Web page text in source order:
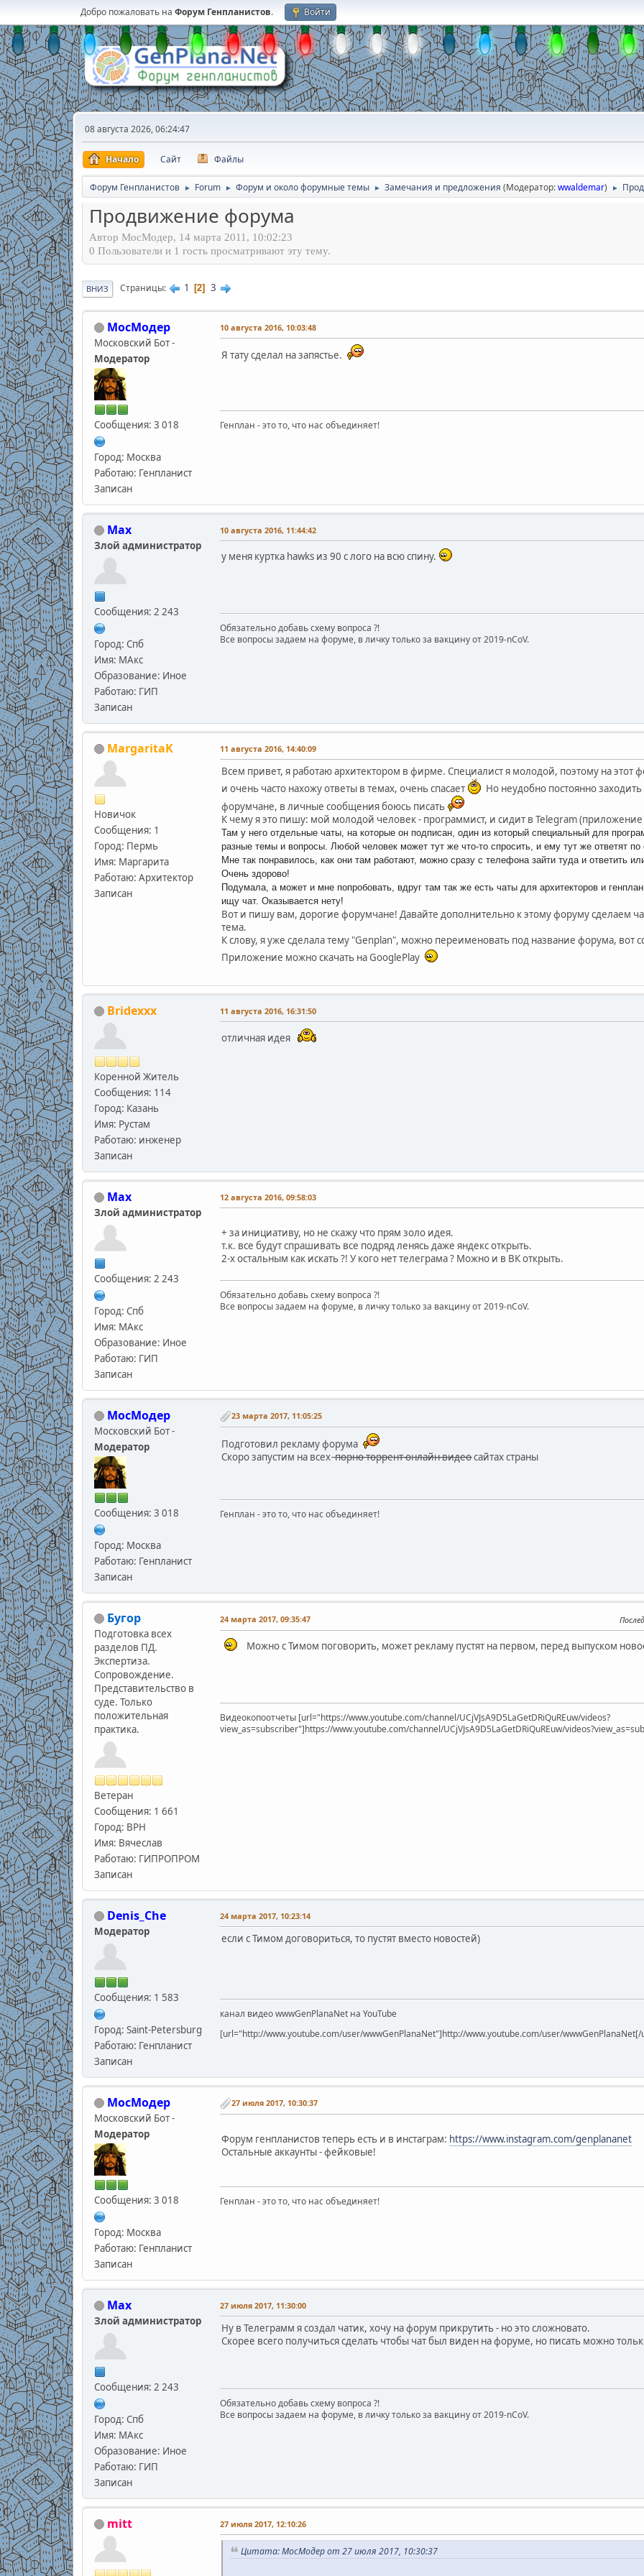
Добро пожаловать на Форум Генпланистов. Войти
08 августа 2026, 06:24:47
Начало Сайт Файлы
Форум Генпланистов ► Forum ► Форум и около форумные темы ► Замечания и предложения (Модератор:wwaldemar) ►
Продвижение форума
Автор МосМодер, 14 марта 2011, 10:02:23
0 Пользователи и 1 гость просматривают эту тему.
ВНИЗ Страницы 1 2 3
МосМодер
Московский Бот -
Модератор
Сообщения: 3 018
Город: Москва
Работаю: Генпланист
Записан
10 августа 2016, 10:03:48
Я тату сделал на запястье.
Генплан - это то, что нас объединяет!
Max
Злой администратор
Сообщения: 2 243
Город: Спб
Имя: МАкс
Образование: Иное
Работаю: ГИП
Записан
10 августа 2016, 11:44:42
у меня куртка hawks из 90 с лого на всю спину.
Обязательно добавь схему вопроса ?!
Все вопросы задаем на форуме, в личку только за вакцину от 2019-nCoV.
MargaritaK
Новичок
Сообщения: 1
Город: Пермь
Имя: Маргарита
Работаю: Архитектор
Записан
11 августа 2016, 14:40:09
Всем привет, я работаю архитектором в фирме. Специалист я молодой, поэтому на этот
и очень часто нахожу ответы в темах, очень спасает
Но неудобно постоянно
форумчане, в личные сообщения боюсь писать
К чему я это пишу: мой молодой человек - программист, и сидит в Telegram
Там у него отдельные чаты, на которые он подписан, один из который специальный для
разные темы и вопросы. Любой человек может тут же что-то спросить, и ему тут же ответят по
Мне так понравилось, как они там работают, можно сразу с телефона зайти туда и ответить
Очень здорово!
Подумала, а может и мне попробовать, вдруг там так же есть чаты для архитекторов и
ищу чат. Оказывается нету!
Вот и пишу вам, дорогие форумчане! Давайте дополнительно к этому форуму сделаем
тема.
К слову, я уже сделала тему "Genplan", можно переименовать под название форума, вот
Приложение можно скачать на GooglePlay
Bridexxx
Коренной Житель
Сообщения: 114
Город: Казань
Имя: Рустам
Работаю: инженер
Записан
11 августа 2016, 16:31:50
отличная идея
Max
Злой администратор
Сообщения: 2 243
Город: Спб
Имя: МАкс
Образование: Иное
Работаю: ГИП
Записан
12 августа 2016, 09:58:03
+ за инициативу, но не скажу что прям золо идея.
т.к. все будут спрашивать все подряд ленясь даже яндекс открыть.
2-х остальным как искать ?! У кого нет телеграма ? Можно и в ВК открыть.
Обязательно добавь схему вопроса ?!
Все вопросы задаем на форуме, в личку только за вакцину от 2019-nCoV.
МосМодер
Московский Бот -
Модератор
Сообщения: 3 018
Город: Москва
Работаю: Генпланист
Записан
23 марта 2017, 11:05:25
Подготовил рекламу форума
Скоро запустим на всех ̶п̶о̶р̶н̶о̶ ̶т̶о̶р̶р̶е̶н̶т̶ ̶о̶н̶л̶а̶й̶н̶ ̶в̶и̶д̶е̶о̶ сайтах страны
Генплан - это то, что нас объединяет!
Бугор
Подготовка всех
разделов ПД.
Экспертиза.
Сопровождение.
Представительство в
суде. Только
положительная
практика.
Ветеран
Сообщения: 1 661
Город: ВРН
Имя: Вячеслав
Работаю: ГИПРОПРОМ
Записан
24 марта 2017, 09:35:47
Можно с Тимом поговорить, может рекламу пустят на первом, перед выпуском
Видеокопоотчеты [url="https://www.youtube.com/channel/UCjVJsA9D5LaGetDRiQuREuw/videos?
view_as=subscriber"]https://www.youtube.com/channel/UCjVJsA9D5LaGetDRiQuREuw/
Denis_Che
Модератор
Сообщения: 1 583
Город: Saint-Petersburg
Работаю: Генпланист
Записан
24 марта 2017, 10:23:14
если с Тимом договориться, то пустят вместо новостей)
канал видео wwwGenPlanaNet на YouTube
[url="http://www.youtube.com/user/wwwGenPlanaNet"]http://www.youtube.com/user/
МосМодер
Московский Бот -
Модератор
Сообщения: 3 018
Город: Москва
Работаю: Генпланист
Записан
27 июля 2017, 10:30:37
Форум генпланистов теперь есть и в инстаграм: https://www.instagram.com/genplananet
Остальные аккаунты - фейковые!
Генплан - это то, что нас объединяет!
Max
Злой администратор
Сообщения: 2 243
Город: Спб
Имя: МАкс
Образование: Иное
Работаю: ГИП
Записан
27 июля 2017, 11:30:00
Ну в Телеграмм я создал чатик, хочу на форум прикрутить - но это сложновато.
Скорее всего получиться сделать чтобы чат был виден на форуме, но писать можно
Обязательно добавь схему вопроса ?!
Все вопросы задаем на форуме, в личку только за вакцину от 2019-nCoV.
mitt 27 июля 2017, 12:10:26
Цитата: МосМодер от 27 июля 2017, 10:30:37